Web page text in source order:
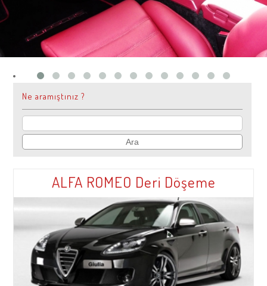
Oto Deri Boyama
Ne aramıştınız ?
ALFA ROMEO Deri Döşeme